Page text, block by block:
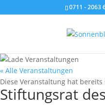
0711 - 2063
« Alle Veranstaltungen
Diese Veranstaltung hat
Stiftungsrat